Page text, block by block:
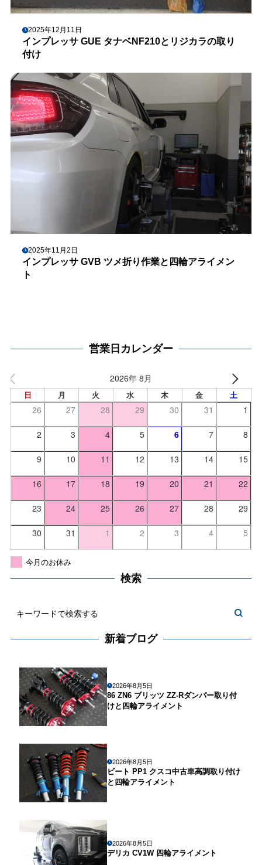
2025年12月11日
インプレッサ GUE タナベNF210とリジカラの取り
付け
2025年11月2日
インプレッサ GVB ツメ折り作業と四輪アライメン
ト
営業日カレンダー
2026年 8月
日 月 火 水 木 金 土
26 27 28 29 30 31 1
2 3 4 5 6 7 8
9 10 11 12 13 14 15
16 17 18 19 20 21 22
23 24 25 26 27 28 29
30 31 1 2 3 4 5
今月のお休み
検索
新着ブログ
2026年8月5日
86 ZN6 ブリッツ ZZ-Rダンパー取り付
けと四輪アライメント
2026年8月5日
ビート PP1 クスコ中古車高調取り付け
と四輪アライメント
2026年8月5日
デリカ CV1W 四輪アライメント